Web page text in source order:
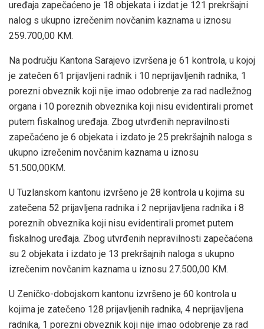
uređaja zapečaćeno je 18 objekata i izdat je 121 prekršajni
nalog s ukupno izrečenim novčanim kaznama u iznosu
259.700,00 KM.
Na području Kantona Sarajevo izvršena je 61 kontrola, u kojoj
je zatečen 61 prijavljeni radnik i 10 neprijavljenih radnika, 1
porezni obveznik koji nije imao odobrenje za rad nadležnog
organa i 10 poreznih obveznika koji nisu evidentirali promet
putem fiskalnog uređaja. Zbog utvrđenih nepravilnosti
zapečaćeno je 6 objekata i izdato je 25 prekršajnih naloga s
ukupno izrečenim novčanim kaznama u iznosu
51.500,00KM.
U Tuzlanskom kantonu izvršeno je 28 kontrola u kojima su
zatečena 52 prijavljena radnika i 2 neprijavljena radnika i 8
poreznih obveznika koji nisu evidentirali promet putem
fiskalnog uređaja. Zbog utvrđenih nepravilnosti zapečaćena
su 2 objekata i izdato je 13 prekršajnih naloga s ukupno
izrečenim novčanim kaznama u iznosu 27.500,00 KM.
U Zeničko-dobojskom kantonu izvršeno je 60 kontrola u
kojima je zatečeno 128 prijavljenih radnika, 4 neprijavljena
radnika, 1 porezni obveznik koji nije imao odobrenje za rad